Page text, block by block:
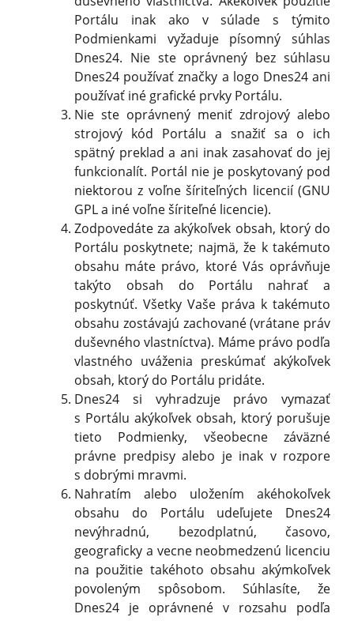
Portálu inak ako v súlade s týmito
Podmienkami vyžaduje písomný súhlas
Dnes24. Nie ste oprávnený bez súhlasu
Dnes24 používať značky a logo Dnes24 ani
používať iné grafické prvky Portálu.
Nie ste oprávnený meniť zdrojový alebo
strojový kód Portálu a snažiť sa o ich
spätný preklad a ani inak zasahovať do jej
funkcionalít. Portál nie je poskytovaný pod
niektorou z voľne šíriteľných licencií (GNU
GPL a iné voľne šíriteľné licencie).
Zodpovedáte za akýkoľvek obsah, ktorý do
Portálu poskytnete; najmä, že k takémuto
obsahu máte právo, ktoré Vás oprávňuje
takýto obsah do Portálu nahrať a
poskytnúť. Všetky Vaše práva k takémuto
obsahu zostávajú zachované (vrátane práv
duševného vlastníctva). Máme právo podľa
vlastného uváženia preskúmať akýkoľvek
obsah, ktorý do Portálu pridáte.
Dnes24 si vyhradzuje právo vymazať
s Portálu akýkoľvek obsah, ktorý porušuje
tieto Podmienky, všeobecne záväzné
právne predpisy alebo je inak v rozpore
s dobrými mravmi.
Nahratím alebo uložením akéhokoľvek
obsahu do Portálu udeľujete Dnes24
nevýhradnú, bezodplatnú, časovo,
geograficky a vecne neobmedzenú licenciu
na použitie takéhoto obsahu akýmkoľvek
povoleným spôsobom. Súhlasíte, že
Dnes24 je oprávnené v rozsahu podľa